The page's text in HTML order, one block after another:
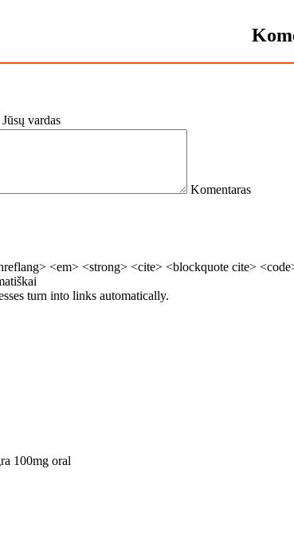
Jūsų vardas
Komentaras
<em> <strong> <cite> <blockquote cite>
turn into links automatically.
100mg oral